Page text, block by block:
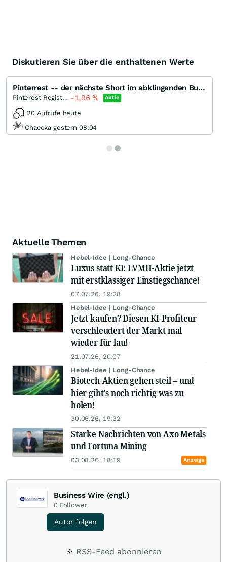
Diskutieren Sie über die enthaltenen Werte
Pinterrest -- der nächste Short im abklingenden Bullenmarkt
Pinterest Registered (A) -1,96% Aktie
20 Aufrufe heute
Chaecka gestern 08:04
Aktuelle Themen
Hebel-Idee | Long-Chance
Luxus statt KI: LVMH-Aktie jetzt
mit erstklassiger Einstiegschance!
07.07.26, 19:28
Hebel-Idee | Long-Chance
Jetzt kaufen? Diesen KI-Profiteur
verschleudert der Markt mal
wieder für lau!
21.07.26, 20:07
Hebel-Idee | Long-Chance
Biotech-Aktien gehen steil – und
hier gibt's noch richtig was zu
holen!
30.06.26, 19:32
Starke Nachrichten von Axo Metals
und Fortuna Mining
03.08.26, 18:19 Anzeige
Business Wire (engl.)
0 Follower
Autor folgen
RSS-Feed abonnieren